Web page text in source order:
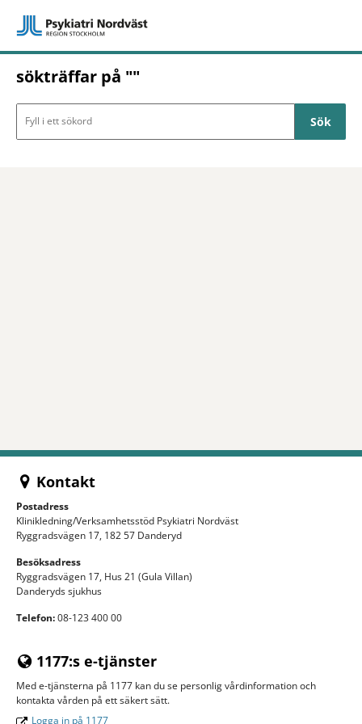
Sökresultat Psykiatri
sökträffar på ""
Sökfält
Kontakt
Postadress
Klinikledning/Verksamhetsstöd Psykiatri Nordväst
Ryggradsvägen 17, 182 57 Danderyd
Besöksadress
Ryggradsvägen 17, Hus 21 (Gula Villan)
Danderyds sjukhus
Telefon:08-123 400 00
1177:s e-tjänster
Med e-tjänsterna på 1177 kan du se personlig vårdinformation och
kontakta vården på ett säkert sätt.
Logga in på 1177